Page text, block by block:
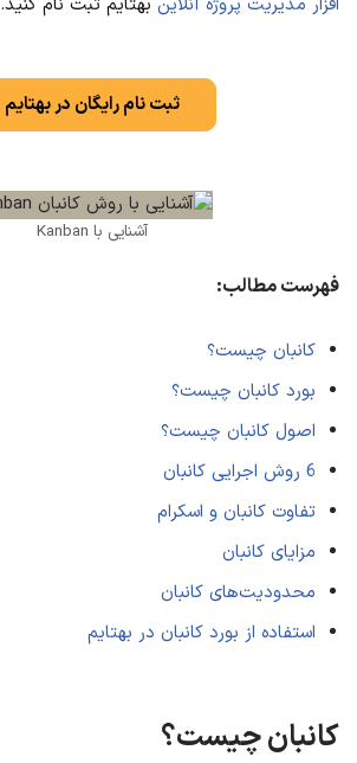
ثبت نام رایگان در بهتایم
آشنایی با Kanban
فهرست مطالب:
کانبان چیست؟
بورد کانبان چیست؟
اصول کانبان چیست؟
6 روش اجرایی کانبان
تفاوت کانبان و اسکرام
مزایای کانبان
محدودیت‌های کانبان
استفاده از بورد کانبان در بهتایم
کانبان چیست؟